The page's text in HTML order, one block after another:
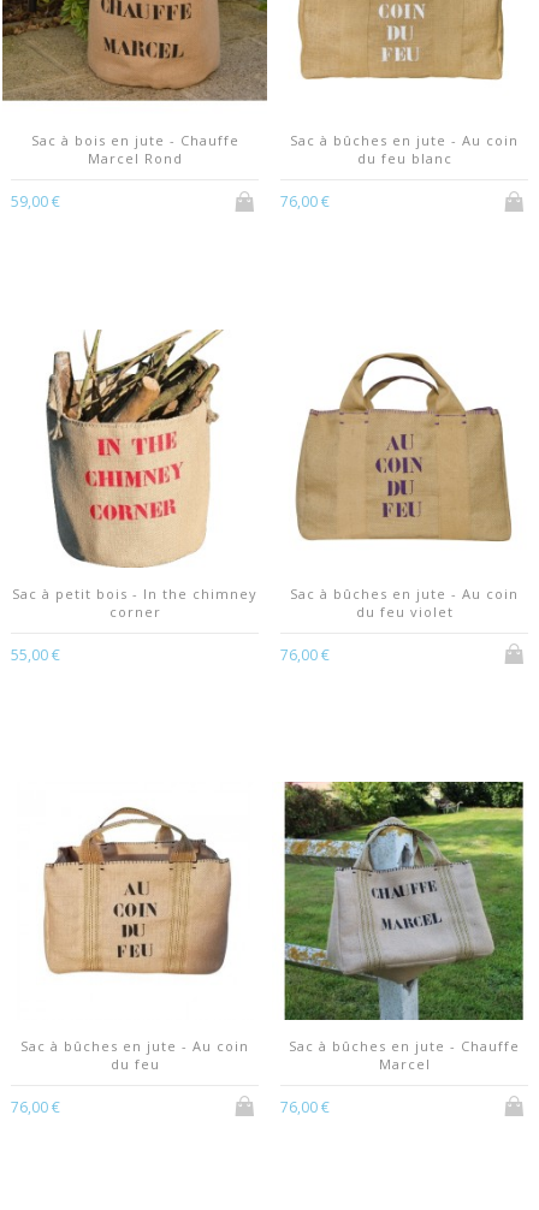
Sac à bois en jute - Chauffe
Marcel Rond
59,00 €
Sac à bûches en jute - Au coin
du feu blanc
76,00 €
Sac à petit bois - In the chimney
corner
55,00 €
Sac à bûches en jute - Au coin
du feu violet
76,00 €
Sac à bûches en jute - Au coin
du feu
76,00 €
Sac à bûches en jute - Chauffe
Marcel
76,00 €